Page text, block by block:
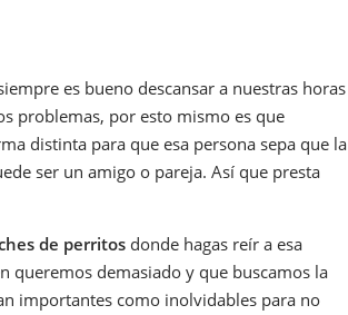
es bueno descansar a nuestras horas
problemas, por esto mismo es que
distinta para que esa persona sepa que la
ser un amigo o pareja. Así que presta
de perritos donde hagas reír a esa
queremos demasiado y que buscamos la
importantes como inolvidables para no